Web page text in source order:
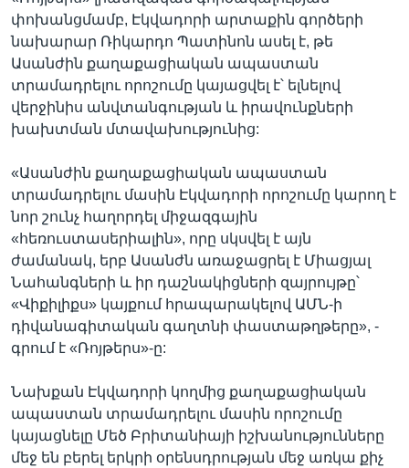
փոխանցմամբ, Էկվադորի արտաքին գործերի
նախարար Ռիկարդո Պատինոն ասել է, թե
Ասանժին քաղաքացիական ապաստան
տրամադրելու որոշումը կայացվել է՝ ելնելով
վերջինիս անվտանգության և իրավունքների
խախտման մտավախությունից:
«Ասանժին քաղաքացիական ապաստան
տրամադրելու մասին Էկվադորի որոշումը կարող է
նոր շունչ հաղորդել միջազգային
«հեռուստասերիալին», որը սկսվել է այն
ժամանակ, երբ Ասանժն առաջացրել է Միացյալ
Նահանգների և իր դաշնակիցների զայրույթը՝
«Վիքիլիքս» կայքում հրապարակելով ԱՄՆ-ի
դիվանագիտական գաղտնի փաստաթղթերը», -
գրում է «Ռոյթերս»-ը:
Նախքան Էկվադորի կողմից քաղաքացիական
ապաստան տրամադրելու մասին որոշումը
կայացնելը Մեծ Բրիտանիայի իշխանությունները
մեջ են բերել երկրի օրենսդրության մեջ առկա քիչ